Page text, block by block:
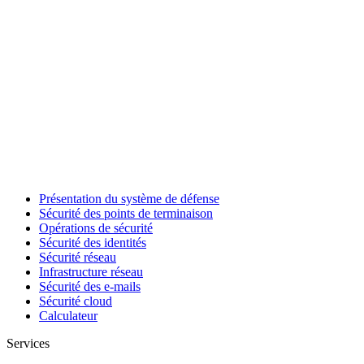
Présentation du système de défense
Sécurité des points de terminaison
Opérations de sécurité
Sécurité des identités
Sécurité réseau
Infrastructure réseau
Sécurité des e-mails
Sécurité cloud
Calculateur
Services